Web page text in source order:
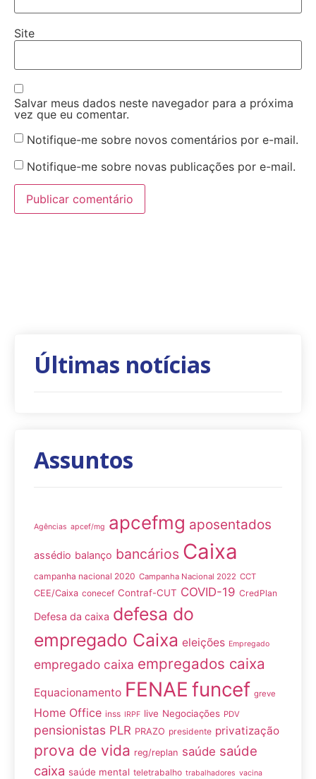
Site
Salvar meus dados neste navegador para a próxima
vez que eu comentar.
Notifique-me sobre novos comentários por e-mail.
Notifique-me sobre novas publicações por e-mail.
Últimas notícias
Assuntos
Agências apcef/mg apcefmg aposentados
assédio balanço bancários Caixa
campanha nacional 2020 Campanha Nacional 2022 CCT
CEE/Caixa conecef Contraf-CUT COVID-19 CredPlan
Defesa da caixa defesa do
empregado Caixa eleições Empregado
empregado caixa empregados caixa
Equacionamento FENAE funcef greve
Home Office inss IRPF live Negociações PDV
pensionistas PLR PRAZO presidente privatização
prova de vida reg/replan saúde saúde
caixa saúde mental teletrabalho trabalhadores vacina